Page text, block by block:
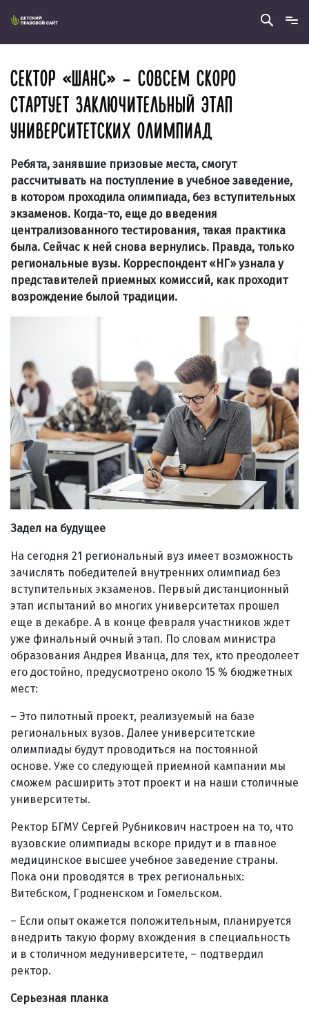
СЕКТОР «ШАНС» – СОВСЕМ СКОРО
СТАРТУЕТ ЗАКЛЮЧИТЕЛЬНЫЙ ЭТАП
УНИВЕРСИТЕТСКИХ ОЛИМПИАД
Ребята, занявшие призовые места, смогут
рассчитывать на поступление в учебное заведение,
в котором проходила олимпиада, без вступительных
экзаменов. Когда-то, еще до введения
централизованного тестирования, такая практика
была. Сейчас к ней снова вернулись. Правда, только
региональные вузы. Корреспондент «НГ» узнала у
представителей приемных комиссий, как проходит
возрождение былой традиции.
Задел на будущее
На сегодня 21 региональный вуз имеет возможность
зачислять победителей внутренних олимпиад без
вступительных экзаменов. Первый дистанционный
этап испытаний во многих университетах прошел
еще в декабре. А в конце февраля участников ждет
уже финальный очный этап. По словам министра
образования Андрея Иванца, для тех, кто преодолеет
его достойно, предусмотрено около 15 % бюджетных
мест:
– Это пилотный проект, реализуемый на базе
региональных вузов. Далее университетские
олимпиады будут проводиться на постоянной
основе. Уже со следующей приемной кампании мы
сможем расширить этот проект и на наши столичные
университеты.
Ректор БГМУ Сергей Рубникович настроен на то, что
вузовские олимпиады вскоре придут и в главное
медицинское высшее учебное заведение страны.
Пока они проводятся в трех региональных:
Витебском, Гродненском и Гомельском.
– Если опыт окажется положительным, планируется
внедрить такую форму вхождения в специальность
и в столичном медуниверситете, – подтвердил
ректор.
Серьезная планка